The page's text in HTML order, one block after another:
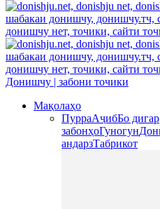
Донишчу | забони точики
Мақолаҳо
ПурраАҷибБо дигар
забонҳоГуногун
андарзТабрикот